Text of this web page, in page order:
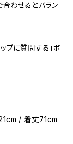
わせるとバラン
プに質問する」ボ
/ 着丈71cm